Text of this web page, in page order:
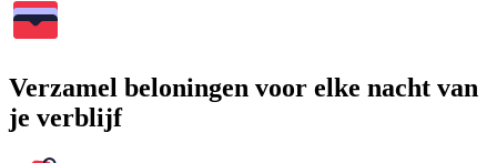
Verzamel beloningen voor elke nacht van
je verblijf